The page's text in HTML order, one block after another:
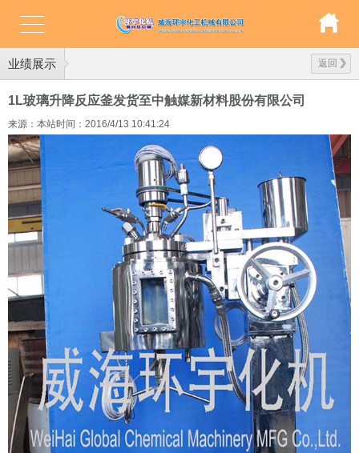
业绩展示 返回
1L玻璃升降反应釜发货至中触媒新材料股份有限公司
来源：本站时间：2016/4/13 10:41:24